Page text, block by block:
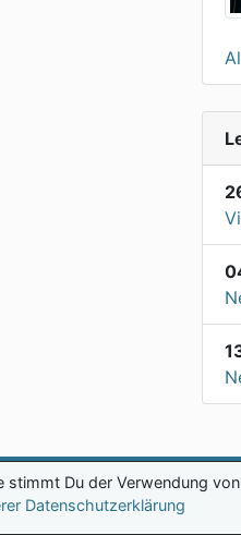
stimmt Du der Verwendung
Datenschutzerklärung